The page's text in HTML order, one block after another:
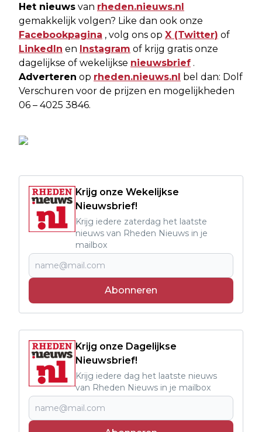
Het nieuws van rheden.nieuws.nl
gemakkelijk volgen? Like dan ook onze
Facebookpagina , volg ons op X (Twitter) of
LinkedIn en Instagram of krijg gratis onze
dagelijkse of wekelijkse nieuwsbrief .
Adverteren op rheden.nieuws.nl bel dan: Dolf
Verschuren voor de prijzen en mogelijkheden
06 – 4025 3846.
Krijg onze Wekelijkse
Nieuwsbrief!
Krijg iedere zaterdag het laatste
nieuws van Rheden Nieuws in je
mailbox
Abonneren
Krijg onze Dagelijkse
Nieuwsbrief!
Krijg iedere dag het laatste nieuws
van Rheden Nieuws in je mailbox